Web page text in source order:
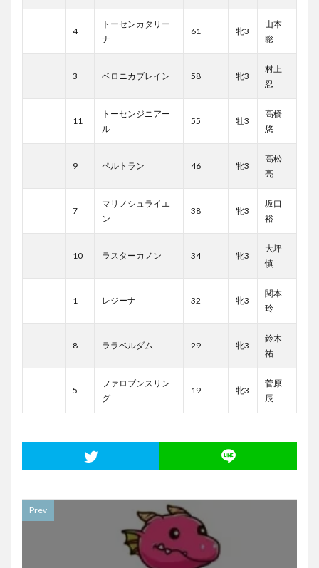
4
トーセンカタリー
ナ
61 牝3
山本
聡
3 ベロニカブレイン 58 牝3
村上
忍
11
トーセンジニアー
ル
55 牡3
高橋
悠
9 ペルトラン 46 牝3
高松
亮
7
マリノシュライエ
ン
38 牝3
坂口
裕
10 ラスターカノン 34 牝3
大坪
慎
1 レジーナ 32 牝3
関本
玲
8 ララベルダム 29 牝3
鈴木
祐
5
ファロブンスリン
グ
19 牝3
菅原
辰
Prev